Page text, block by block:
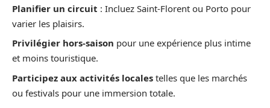
Planifier un circuit : Incluez Saint-Florent ou Porto pour
varier les plaisirs.
Privilégier hors-saison pour une expérience plus intime
et moins touristique.
Participez aux activités locales telles que les marchés
ou festivals pour une immersion totale.